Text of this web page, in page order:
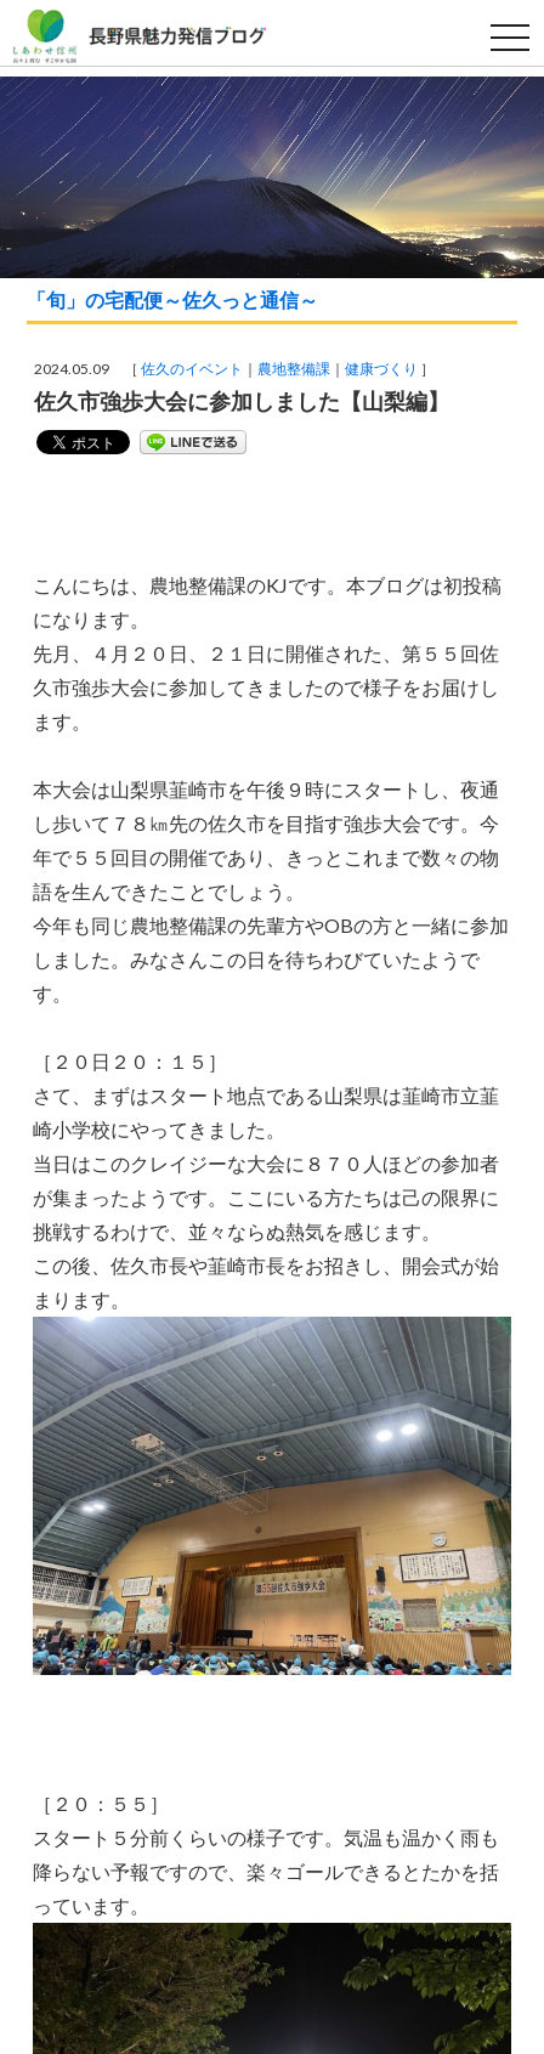
t
o
g
g
n
a
i
g
a
t
i
「旬」の宅配便～佐久っと通信～
2024.05.09 ［佐久のイベント 農地整備課 健康づくり ］
佐久市強歩大会に参加しました【山梨編】
こんにちは、農地整備課のKJです。本ブログは初投稿
になります。
先月、４月２０日、２１日に開催された、第５５回佐
久市強歩大会に参加してきましたので様子をお届けし
ます。
本大会は山梨県韮崎市を午後９時にスタートし、夜通
し歩いて７８㎞先の佐久市を目指す強歩大会です。今
年で５５回目の開催であり、きっとこれまで数々の物
語を生んできたことでしょう。
今年も同じ農地整備課の先輩方やOBの方と一緒に参加
しました。みなさんこの日を待ちわびていたようで
す。
［２０日２０：１５］
さて、まずはスタート地点である山梨県は韮崎市立韮
崎小学校にやってきました。
当日はこのクレイジーな大会に８７０人ほどの参加者
が集まったようです。ここにいる方たちは己の限界に
挑戦するわけで、並々ならぬ熱気を感じます。
この後、佐久市長や韮崎市長をお招きし、開会式が始
まります。
［２０：５５］
スタート５分前くらいの様子です。気温も温かく雨も
降らない予報ですので、楽々ゴールできるとたかを括
っています。